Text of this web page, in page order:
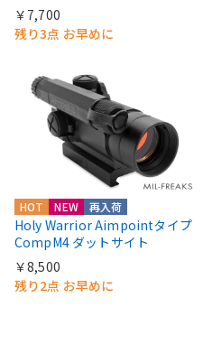
￥7,700
残り3点 お早めに
HOT NEW 再入荷
Holy Warrior Aimpointタイプ
CompM4 ダットサイト
￥8,500
残り2点 お早めに